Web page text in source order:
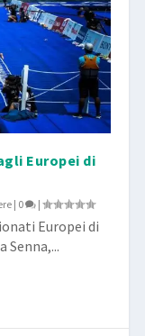
Europei di
| 0 |
Europei di
Senna,...